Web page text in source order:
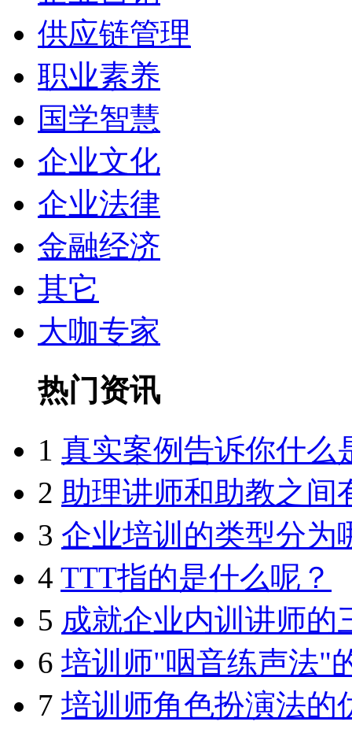
供应链管理
职业素养
国学智慧
企业文化
企业法律
金融经济
其它
大咖专家
热门资讯
1 真实案例告诉你什么
2 助理讲师和助教之间
3 企业培训的类型分为
4 TTT指的是什么呢？
5 成就企业内训讲师的
6 培训师"咽音练声法"
7 培训师角色扮演法的